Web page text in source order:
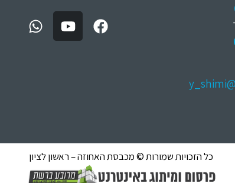
כל הזכויות שמורות © מכבסת האחוזה – ראשון לציון